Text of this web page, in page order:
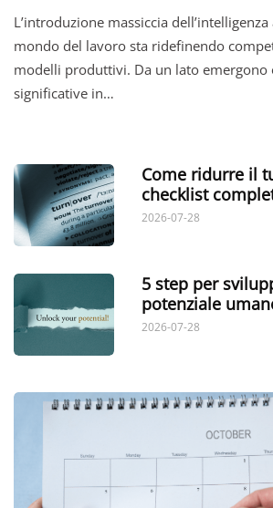
L’introduzione massiccia
mondo del lavoro sta ridefinendo
modelli produttivi. Da un lato emergono
significative in…
Come ridurre il
checklist
2026-07-28
5 step per
potenziale
2026-07-28